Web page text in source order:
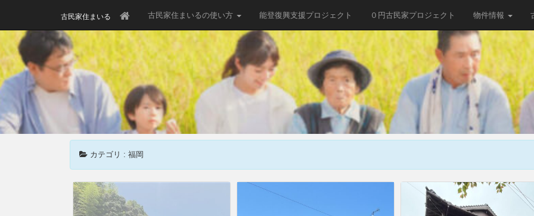
古民家住まいる 古民家住まいるの使い方 能登復興支援プロジェクト ０円古民家プロジェクト 物件情報
カテゴリ : 福岡